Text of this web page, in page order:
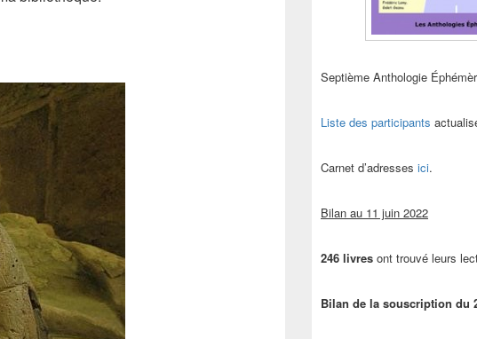
Septième Anthologie
Liste des participants
Carnet d’adresses ici.
Bilan au 11 juin 2022
246 livres ont trouvé leurs
Bilan de la souscription du